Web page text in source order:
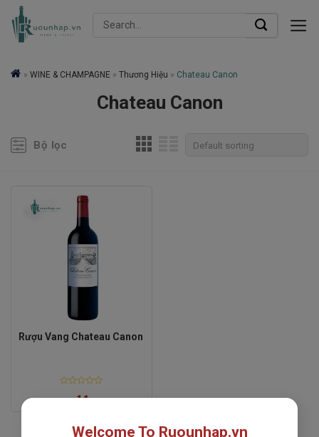
Skip
Search
» WINE & CHAMPAGNE » Thương Hiệu » Chateau Canon
Chateau Canon
Bộ lọc
Rượu Vang Chateau Canon
Rated
1₫
Welcome To Ruounhap.vn